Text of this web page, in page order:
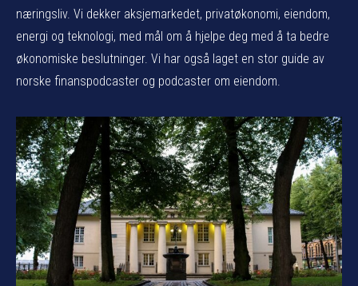
næringsliv. Vi dekker aksjemarkedet, privatøkonomi, eiendom,
energi og teknologi, med mål om å hjelpe deg med å ta bedre
økonomiske beslutninger. Vi har også laget en stor guide av
norske finanspodcaster og podcaster om eiendom.